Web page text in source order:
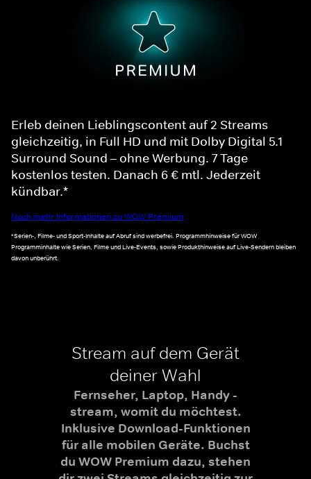
Erleb deinen Lieblingscontent auf 2 Streams
gleichzeitig, in Full HD und mit Dolby Digital 5.1
Surround Sound – ohne Werbung. 7 Tage
kostenlos testen. Danach 6 € mtl. Jederzeit
kündbar.*
Noch mehr Informationen zu WOW Premium
*Serien-, Filme- und Sport-Inhalte auf Abruf sind werbefrei. Programmhinweise für WOW
Programminhalte wie Serien, Filme und Live-Events, sowie Produkthinweise auf Live-Sendern bleiben
davon unberührt.
Stream auf dem Gerät
deiner Wahl
Fernseher, Laptop, Handy -
stream, womit du möchtest.
Inklusive Download-Funktionen
für alle mobilen Geräte. Buchst
du WOW Premium dazu, stehen